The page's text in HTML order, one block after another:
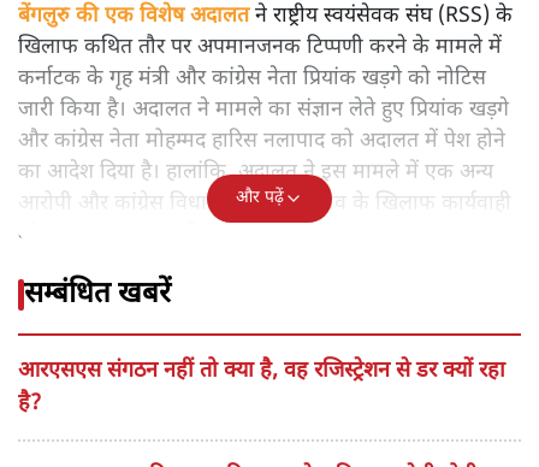
बेंगलुरु की एक विशेष अदालतने राष्ट्रीय स्वयंसेवक संघ (RSS) के
खिलाफ कथित तौर पर अपमानजनक टिप्पणी करने के मामले में
कर्नाटक के गृह मंत्री और कांग्रेस नेता प्रियांक खड़गे को नोटिस
जारी किया है। अदालत ने मामले का संज्ञान लेते हुए प्रियांक खड़गे
और कांग्रेस नेता मोहम्मद हारिस नलापाद को अदालत में पेश होने
का आदेश दिया है। हालांकि, अदालत ने इस मामले में एक अन्य
आरोपी और कांग्रेस विधायक दिनेश गुंडू राव के खिलाफ कार्यवाही
को समाप्त (ड्रॉप) कर दिया है।
और पढ़ें
सम्बंधित खबरें
आरएसएस संगठन नहीं तो क्या है, वह रजिस्ट्रेशन से डर क्यों रहा
है?